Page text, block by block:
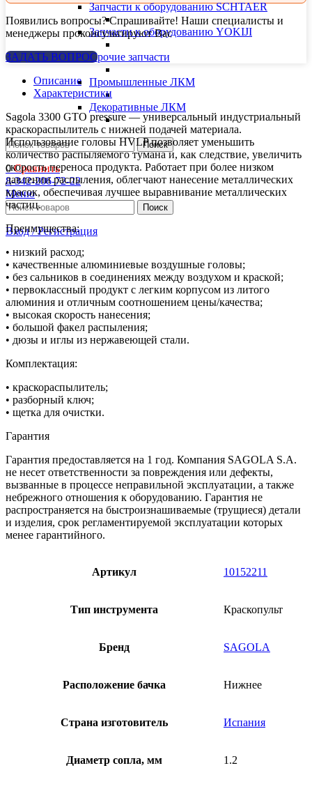
Запчасти к оборудованию SCHTAER
Запчасти к оборудованию YOKIJI
Прочие запчасти
Промышленные ЛКМ
Декоративные ЛКМ
Поиск
0 Сравнить
8-342-206-72-22
Меню
Поиск
Вход / Регистрация
Появились вопросы? Спрашивайте! Наши специалисты и
менеджеры проконсультируют Вас
ЗАДАТЬ ВОПРОС
Описание
Характеристики
Sagola 3300 GTO pressure — универсальный индустриальный
краскораспылитель с нижней подачей материала.
Использование головы HVLP позволяет уменьшить
количество распыляемого тумана и, как следствие, увеличить
скорость переноса продукта. Работает при более низком
давлении распыления, облегчают нанесение металлических
красок, обеспечивая лучшее выравнивание металлических
частиц.
Преимущества:
• низкий расход;
• качественные алюминиевые воздушные головы;
• без сальников в соединениях между воздухом и краской;
• первоклассный продукт с легким корпусом из литого
алюминия и отличным соотношением цены/качества;
• высокая скорость нанесения;
• большой факел распыления;
• дюзы и иглы из нержавеющей стали.
Комплектация:
• краскораспылитель;
• разборный ключ;
• щетка для очистки.
Гарантия
Гарантия предоставляется на 1 год. Компания SAGOLA S.A.
не несет ответственности за повреждения или дефекты,
вызванные в процессе неправильной эксплуатации, а также
небрежного отношения к оборудованию. Гарантия не
распространяется на быстроизнашиваемые (трущиеся) детали
и изделия, срок регламентируемой эксплуатации которых
менее гарантийного.
Артикул 10152211
Тип инструмента Краскопульт
Бренд SAGOLA
Расположение бачка Нижнее
Страна изготовитель Испания
Диаметр сопла, мм 1.2